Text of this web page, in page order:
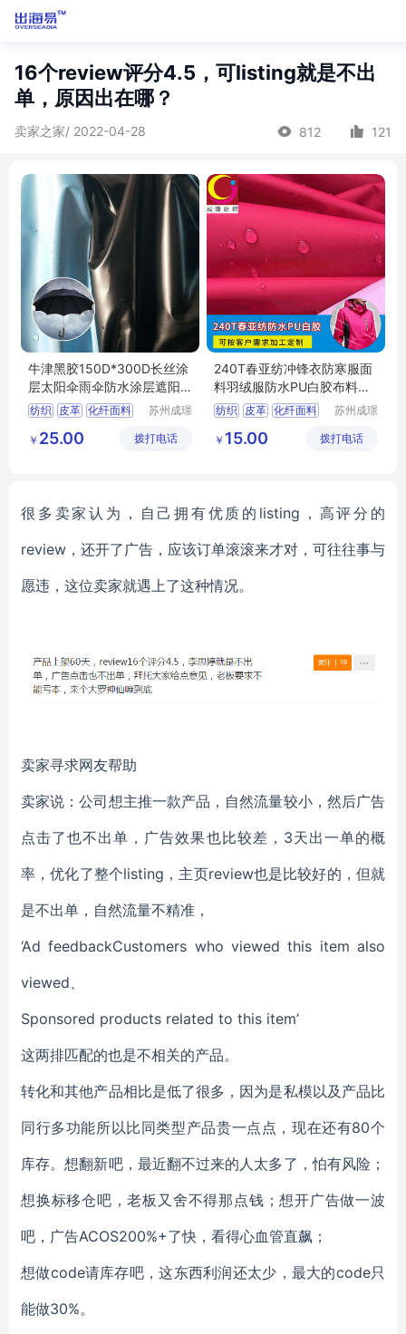
16个review评分4.5，可listing就是不出
单，原因出在哪？
卖家之家/ 2022-04-28 812 121
牛津黑胶150D*300D长丝涂
层太阳伞雨伞防水涂层遮阳
天幕面料
纺织 皮革 化纤面料
苏州成璟
有限公司
￥ 25.00 拨打电话
240T春亚纺冲锋衣防寒服面
料羽绒服防水PU白胶布料春
亚纺
纺织 皮革 化纤面料
苏州成璟
有限公司
￥ 15.00 拨打电话
很多卖家认为，自己拥有优质的listing，高评分的
review，还开了广告，应该订单滚滚来才对，可往往事与
愿违，这位卖家就遇上了这种情况。
卖家寻求网友帮助
卖家说：公司想主推一款产品，自然流量较小，然后广告
点击了也不出单，广告效果也比较差，3天出一单的概
率，优化了整个listing，主页review也是比较好的，但就
是不出单，自然流量不精准，
‘Ad feedbackCustomers who viewed this item also
viewed、
Sponsored products related to this item’
这两排匹配的也是不相关的产品。
转化和其他产品相比是低了很多，因为是私模以及产品比
同行多功能所以比同类型产品贵一点点，现在还有80个
库存。想翻新吧，最近翻不过来的人太多了，怕有风险；
想换标移仓吧，老板又舍不得那点钱；想开广告做一波
吧，广告ACOS200%+了快，看得心血管直飙；
想做code请库存吧，这东西利润还太少，最大的code只
能做30%。